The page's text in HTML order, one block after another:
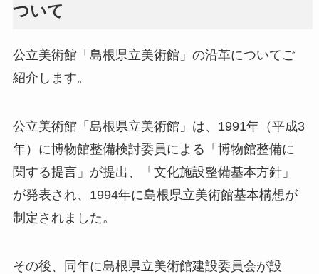
ついて
公立美術館「島根県立美術館」の沿革についてご
紹介します。
公立美術館「島根県立美術館」は、1991年（平成3
年）に博物館整備検討委員による「博物館整備に
関する提言」が提出、「文化施設整備基本方針」
が発表され、1994年に島根県立美術館基本構想が
制定されました。
その後、同年に島根県立美術館建設委員会が設